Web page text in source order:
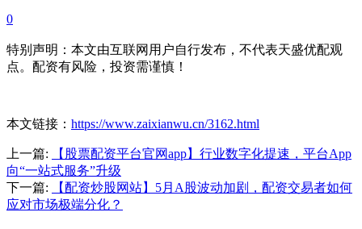
0
特别声明：本文由互联网用户自行发布，不代表天盛优配观
点。配资有风险，投资需谨慎！
本文链接： https://www.zaixianwu.cn/3162.html
上一篇:
【股票配资平台官网app】行业数字化提速，平台App
向“一站式服务”升级
下一篇:
【配资炒股网站】5月A股波动加剧，配资交易者如何
应对市场极端分化？